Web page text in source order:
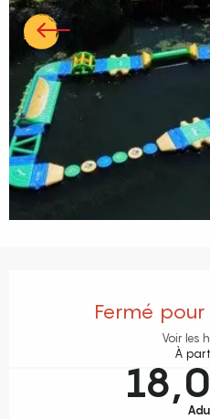
Fermé
Voir les
À